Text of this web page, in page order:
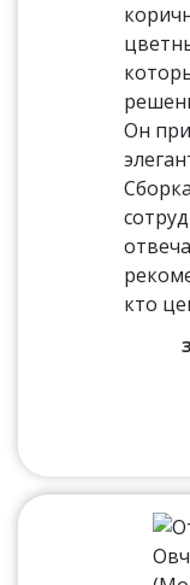
Он
кто